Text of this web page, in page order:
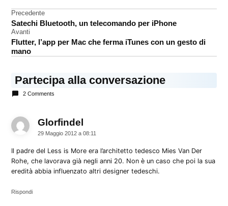
designer
Jonathan
Navigazione
articoli
Precedente
Satechi Bluetooth, un telecomando per iPhone
Avanti
Flutter, l’app per Mac che ferma iTunes con un gesto di
mano
Partecipa alla conversazione
2 Comments
Glorfindel
29 Maggio 2012 a 08:11
Il padre del Less is More era l’architetto tedesco Mies Van Der
Rohe, che lavorava già negli anni 20. Non è un caso che poi la sua
eredità abbia influenzato altri designer tedeschi.
Rispondi